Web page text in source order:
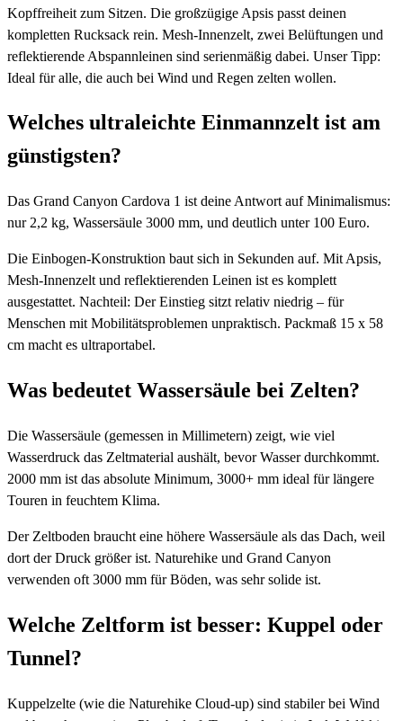
Kopffreiheit zum Sitzen. Die großzügige Apsis passt deinen
kompletten Rucksack rein. Mesh-Innenzelt, zwei Belüftungen und
reflektierende Abspannleinen sind serienmäßig dabei. Unser Tipp:
Ideal für alle, die auch bei Wind und Regen zelten wollen.
Welches ultraleichte Einmannzelt ist am
günstigsten?
Das Grand Canyon Cardova 1 ist deine Antwort auf Minimalismus:
nur 2,2 kg, Wassersäule 3000 mm, und deutlich unter 100 Euro.
Die Einbogen-Konstruktion baut sich in Sekunden auf. Mit Apsis,
Mesh-Innenzelt und reflektierenden Leinen ist es komplett
ausgestattet. Nachteil: Der Einstieg sitzt relativ niedrig – für
Menschen mit Mobilitätsproblemen unpraktisch. Packmaß 15 x 58
cm macht es ultraportabel.
Was bedeutet Wassersäule bei Zelten?
Die Wassersäule (gemessen in Millimetern) zeigt, wie viel
Wasserdruck das Zeltmaterial aushält, bevor Wasser durchkommt.
2000 mm ist das absolute Minimum, 3000+ mm ideal für längere
Touren in feuchtem Klima.
Der Zeltboden braucht eine höhere Wassersäule als das Dach, weil
dort der Druck größer ist. Naturehike und Grand Canyon
verwenden oft 3000 mm für Böden, was sehr solide ist.
Welche Zeltform ist besser: Kuppel oder
Tunnel?
Kuppelzelte (wie die Naturehike Cloud-up) sind stabiler bei Wind